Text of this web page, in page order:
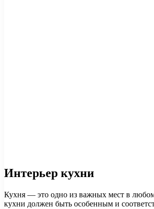
Интерьер кухни
Кухня — это одно из важных мест в
кухни должен быть особенным и